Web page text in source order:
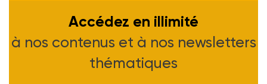
Accédez en illimité
à nos contenus et à nos newsletters
thématiques